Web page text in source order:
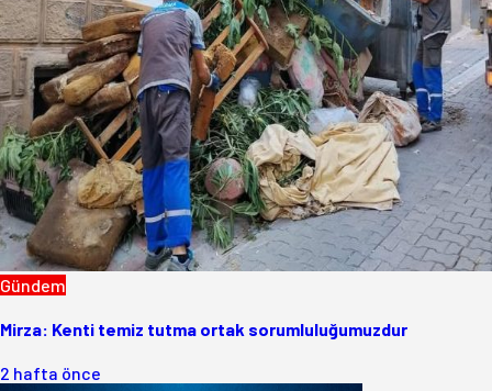
Gündem
Mirza: Kenti temiz tutma ortak sorumluluğumuzdur
2 hafta önce